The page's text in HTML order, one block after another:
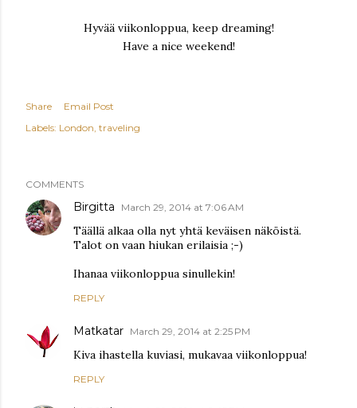
Hyvää viikonloppua, keep dreaming!
Have a nice weekend!
Share
Email Post
Labels: London traveling
COMMENTS
Birgitta March 29, 2014 at 7:06 AM
Täällä alkaa olla nyt yhtä keväisen näköistä.
Talot on vaan hiukan erilaisia ;-)
Ihanaa viikonloppua sinullekin!
REPLY
Matkatar March 29, 2014 at 2:25 PM
Kiva ihastella kuviasi, mukavaa viikonloppua!
REPLY